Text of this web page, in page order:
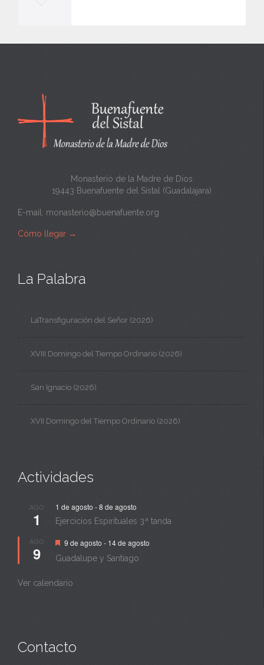
a
Monasterio de la Madre de Dios
19443 Buenafuente del Sistal (Guadalajara)
E-mail: monasterio@buenafuente.org
Cómo llegar →
La Palabra
LaTransfiguración del Señor (2026)
XVIII Domingo del Tiempo Ordinario (2026)
San Ignacio (2026)
XVII Domingo del Tiempo Ordinario (2026)
Actividades
AGO
1
1 de agosto -8 de agosto
Ejercicios Espirituales 3ª tanda
AGO
9
Destacado
9 de agosto - 14 de agosto
Guadalupe y Santiago
Ver calendario
Contacto